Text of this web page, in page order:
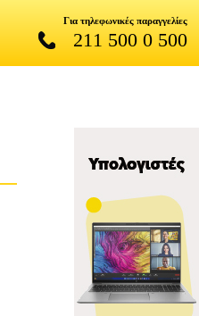
Για τηλεφωνικές παραγγελίες
211 500 0 500